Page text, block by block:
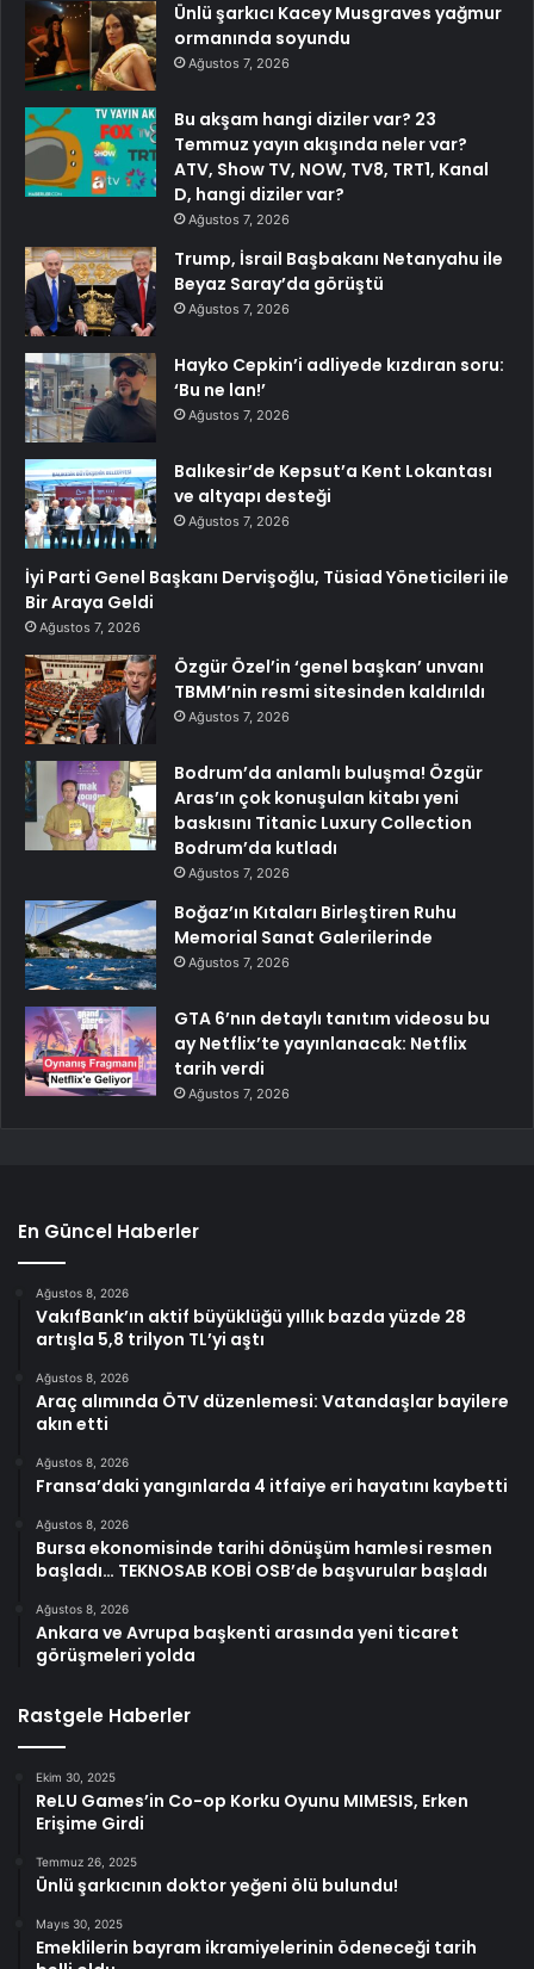
Ünlü şarkıcı Kacey Musgraves yağmur
ormanında soyundu
Ağustos 7, 2026
Bu akşam hangi diziler var? 23
Temmuz yayın akışında neler var?
ATV, Show TV, NOW, TV8, TRT1, Kanal
D, hangi diziler var?
Ağustos 7, 2026
Trump, İsrail Başbakanı Netanyahu ile
Beyaz Saray’da görüştü
Ağustos 7, 2026
Hayko Cepkin’i adliyede kızdıran soru:
‘Bu ne lan!’
Ağustos 7, 2026
Balıkesir’de Kepsut’a Kent Lokantası
ve altyapı desteği
Ağustos 7, 2026
İyi Parti Genel Başkanı Dervişoğlu, Tüsiad Yöneticileri ile
Bir Araya Geldi
Ağustos 7, 2026
Özgür Özel’in ‘genel başkan’ unvanı
TBMM’nin resmi sitesinden kaldırıldı
Ağustos 7, 2026
Bodrum’da anlamlı buluşma! Özgür
Aras’ın çok konuşulan kitabı yeni
baskısını Titanic Luxury Collection
Bodrum’da kutladı
Ağustos 7, 2026
Boğaz’ın Kıtaları Birleştiren Ruhu
Memorial Sanat Galerilerinde
Ağustos 7, 2026
GTA 6’nın detaylı tanıtım videosu bu
ay Netflix’te yayınlanacak: Netflix
tarih verdi
Ağustos 7, 2026
En Güncel Haberler
Ağustos 8, 2026
VakıfBank’ın aktif büyüklüğü yıllık bazda yüzde 28
artışla 5,8 trilyon TL’yi aştı
Ağustos 8, 2026
Araç alımında ÖTV düzenlemesi: Vatandaşlar bayilere
akın etti
Ağustos 8, 2026
Fransa’daki yangınlarda 4 itfaiye eri hayatını kaybetti
Ağustos 8, 2026
Bursa ekonomisinde tarihi dönüşüm hamlesi resmen
başladı… TEKNOSAB KOBİ OSB’de başvurular başladı
Ağustos 8, 2026
Ankara ve Avrupa başkenti arasında yeni ticaret
görüşmeleri yolda
Rastgele Haberler
Ekim 30, 2025
ReLU Games’in Co-op Korku Oyunu MIMESIS, Erken
Erişime Girdi
Temmuz 26, 2025
Ünlü şarkıcının doktor yeğeni ölü bulundu!
Mayıs 30, 2025
Emeklilerin bayram ikramiyelerinin ödeneceği tarih